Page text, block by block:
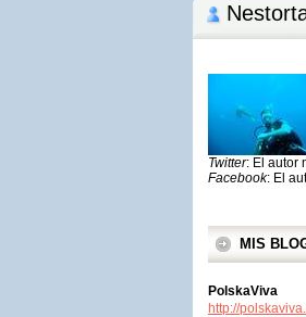
Twitter: El autor
Facebook: El
MIS
PolskaViva
http://